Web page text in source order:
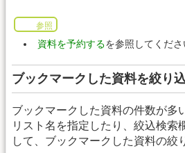
参照
資料を予約するを参照してくださ
ブックマークした資料を絞り
ブックマークした資料の件数が多
リスト名を指定したり、絞込検索
して、ブックマークした資料の絞